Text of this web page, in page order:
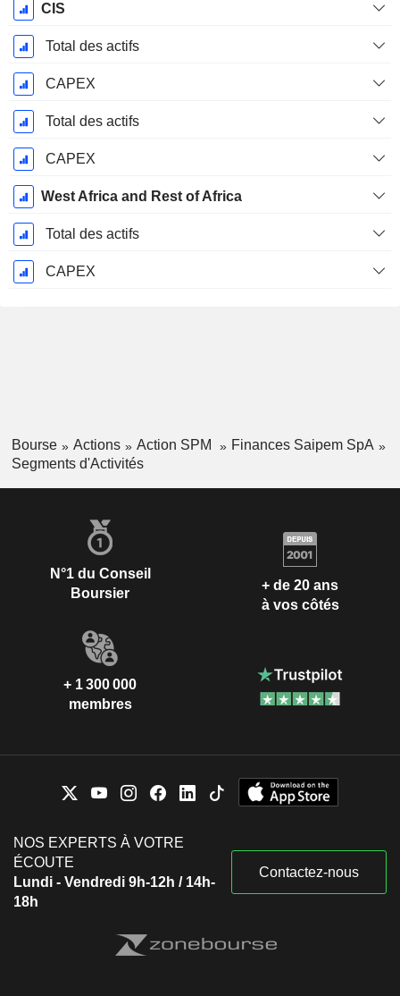
CIS
Total des actifs
CAPEX
Total des actifs
CAPEX
West Africa and Rest of Africa
Total des actifs
CAPEX
Bourse Actions Action SPM
Finances Saipem SpA
Segments d'Activités
N°1 du Conseil
Boursier
+ de 20 ans
à vos côtés
+ 1 300 000
membres
NOS EXPERTS À VOTRE
ÉCOUTE
Lundi - Vendredi 9h-12h / 14h-
18h
Contactez-nous